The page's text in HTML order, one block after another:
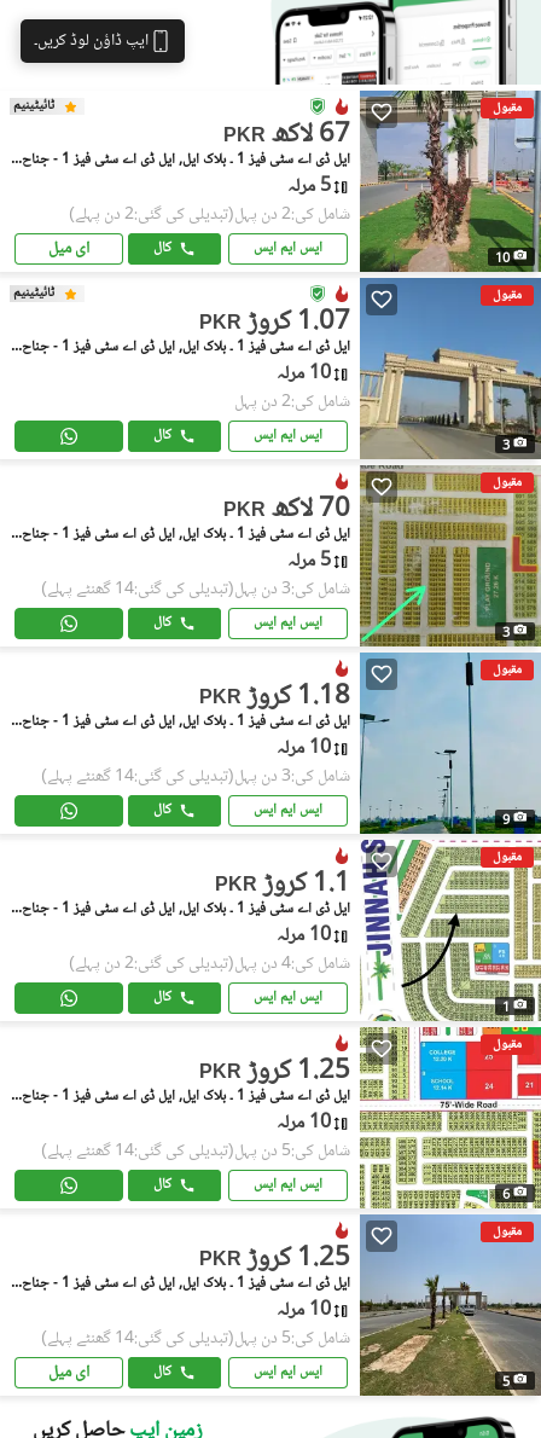
ایپ ڈاؤن لوڈ کریں۔
مقبول
10
ٹائیٹینیم
PKR 67 لاکھ
ایل ڈی اے سٹی فیز 1 ۔ بلاک ایل, ایل ڈی اے سٹی فیز 1 - جناح سیکٹر
5 مرلہ
شامل کی:2 دن پہل (تبدیلی کی گئی:2 دن پہلے)
ایس ایم ایس کال ای میل
مقبول
3
ٹائیٹینیم
PKR 1.07 کروڑ
ایل ڈی اے سٹی فیز 1 ۔ بلاک ایل, ایل ڈی اے سٹی فیز 1 - جناح سیکٹر
10 مرلہ
شامل کی:2 دن پہل
ایس ایم ایس کال
مقبول
3
PKR 70 لاکھ
ایل ڈی اے سٹی فیز 1 ۔ بلاک ایل, ایل ڈی اے سٹی فیز 1 - جناح سیکٹر
5 مرلہ
شامل کی:3 دن پہل (تبدیلی کی گئی:14 گھنٹے پہلے)
ایس ایم ایس کال
مقبول
9
PKR 1.18 کروڑ
ایل ڈی اے سٹی فیز 1 ۔ بلاک ایل, ایل ڈی اے سٹی فیز 1 - جناح سیکٹر
10 مرلہ
شامل کی:3 دن پہل (تبدیلی کی گئی:14 گھنٹے پہلے)
ایس ایم ایس کال
مقبول
1
PKR 1.1 کروڑ
ایل ڈی اے سٹی فیز 1 ۔ بلاک ایل, ایل ڈی اے سٹی فیز 1 - جناح سیکٹر
10 مرلہ
شامل کی:4 دن پہل (تبدیلی کی گئی:2 دن پہلے)
ایس ایم ایس کال
مقبول
6
PKR 1.25 کروڑ
ایل ڈی اے سٹی فیز 1 ۔ بلاک ایل, ایل ڈی اے سٹی فیز 1 - جناح سیکٹر
10 مرلہ
شامل کی:5 دن پہل (تبدیلی کی گئی:14 گھنٹے پہلے)
ایس ایم ایس کال
مقبول
5
PKR 1.25 کروڑ
ایل ڈی اے سٹی فیز 1 ۔ بلاک ایل, ایل ڈی اے سٹی فیز 1 - جناح سیکٹر
10 مرلہ
شامل کی:5 دن پہل (تبدیلی کی گئی:14 گھنٹے پہلے)
ایس ایم ایس کال ای میل